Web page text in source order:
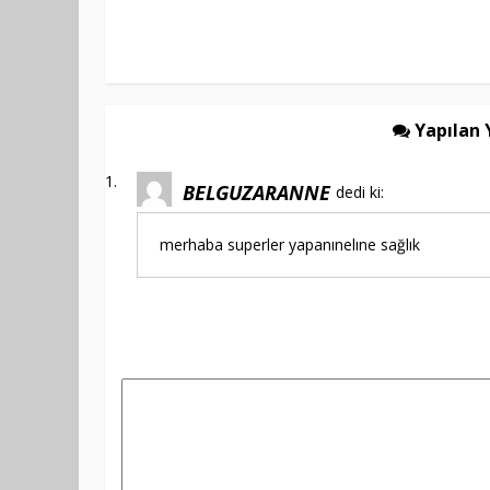
Yapılan
BELGUZARANNE dedi ki:
merhaba superler yapanınelıne sağlık